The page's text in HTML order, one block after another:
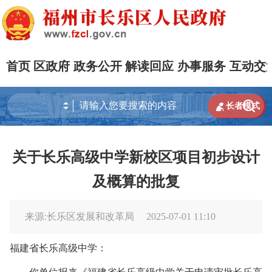
首页 区政府 政务公开 解读回应 办事服务 互动交

 长者模式
关于长乐高级中学新校区项目初步设计
及概算的批复
来源:长乐区发展和改革局 2025-07-01 11:10
福建省长乐高级中学 ：